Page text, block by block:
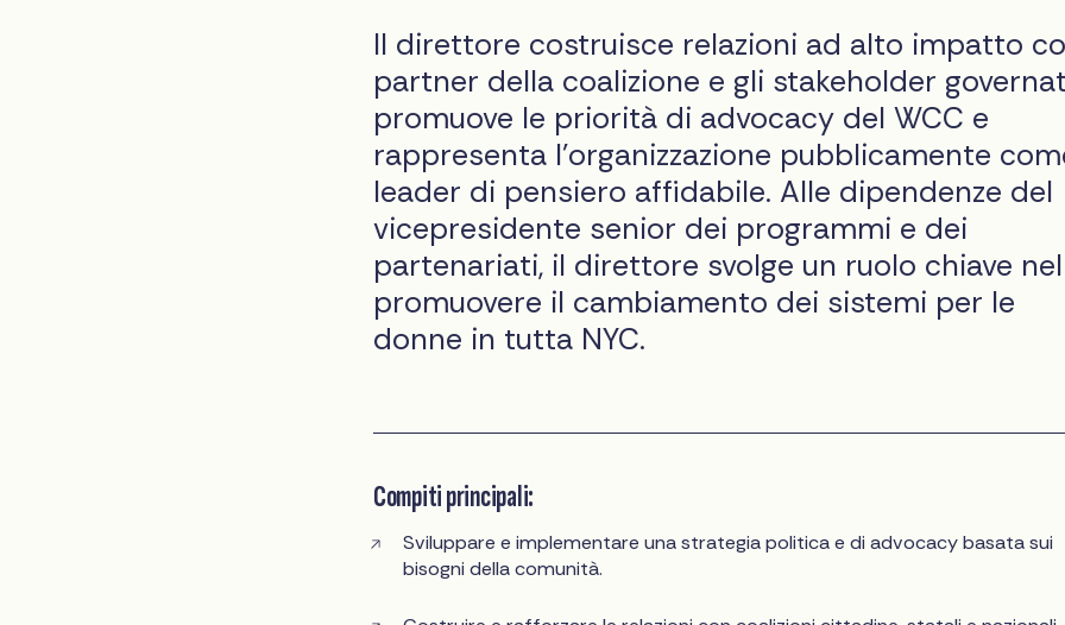
Il direttore costruisce relazioni ad alto impatto
partner della coalizione e gli stakeholder
promuove le priorità di advocacy del WCC e
rappresenta l'organizzazione pubblicamente
leader di pensiero affidabile. Alle dipendenze del
vicepresidente senior dei programmi e dei
partenariati, il direttore svolge un ruolo chiave nel
promuovere il cambiamento dei sistemi per le
donne in tutta NYC.
Compiti principali:
Sviluppare e implementare una strategia politica e di advocacy basata sui
bisogni della comunità.